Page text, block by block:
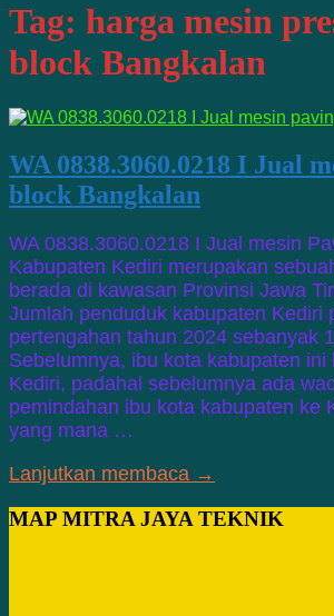
Tag: harga mesin
block Bangkalan
WA 0838.3060.0218 I Jual
block Bangkalan
WA 0838.3060.0218 I Jual mesin
Kabupaten Kediri merupakan
berada di kawasan Provinsi Jawa
Jumlah penduduk kabupaten Kediri
pertengahan tahun 2024 sebanyak
Sebelumnya, ibu kota kabupaten ini
Kediri, padahal sebelumnya ada
pemindahan ibu kota kabupaten ke
yang mana …
Lanjutkan membaca →
MAP MITRA JAYA TEKNIK